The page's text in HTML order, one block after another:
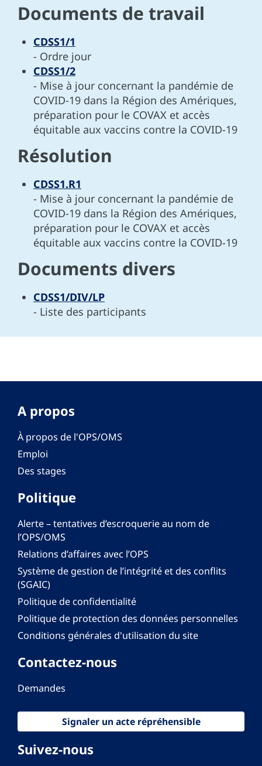
Documents de travail
CDSS1/1
- Ordre jour
CDSS1/2
- Mise à jour concernant la pandémie de
COVID-19 dans la Région des Amériques,
préparation pour le COVAX et accès
équitable aux vaccins contre la COVID-19
Résolution
CDSS1.R1
- Mise à jour concernant la pandémie de
COVID-19 dans la Région des Amériques,
préparation pour le COVAX et accès
équitable aux vaccins contre la COVID-19
Documents divers
CDSS1/DIV/LP
- Liste des participants
A propos
À propos de l'OPS/OMS
Emploi
Des stages
Politique
Alerte – tentatives d’escroquerie au nom de
l’OPS/OMS
Relations d’affaires avec l’OPS
Système de gestion de l’intégrité et des conflits
(SGAIC)
Politique de confidentialité
Politique de protection des données personnelles
Conditions générales d'utilisation du site
Contactez-nous
Demandes
Signaler un acte répréhensible
Suivez-nous